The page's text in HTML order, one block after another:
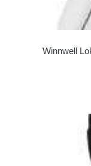
Winnwell